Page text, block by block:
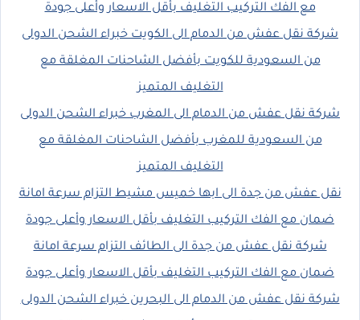
مع الفك التركيب التغليف بأقل الاسعار وأعلى جودة
شركة نقل عفش من الدمام الى الكويت خبراء الشحن الدولى
من السعودية للكويت بأفضل الشاحنات المغلقة مع
التغليف المتميز
شركة نقل عفش من الدمام الى المغرب خبراء الشحن الدولى
من السعودية للمغرب بأفضل الشاحنات المغلقة مع
التغليف المتميز
نقل عفش من جدة الى ابها خميس مشيط التزام سرعة امانة
ضمان مع الفك التركيب التغليف بأقل الاسعار وأعلى جودة
شركة نقل عفش من جدة الى الطائف التزام سرعة امانة
ضمان مع الفك التركيب التغليف بأقل الاسعار وأعلى جودة
شركة نقل عفش من الدمام الى البحرين خبراء الشحن الدولى